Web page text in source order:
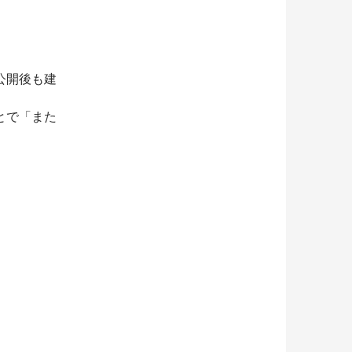
開後も建
で「また